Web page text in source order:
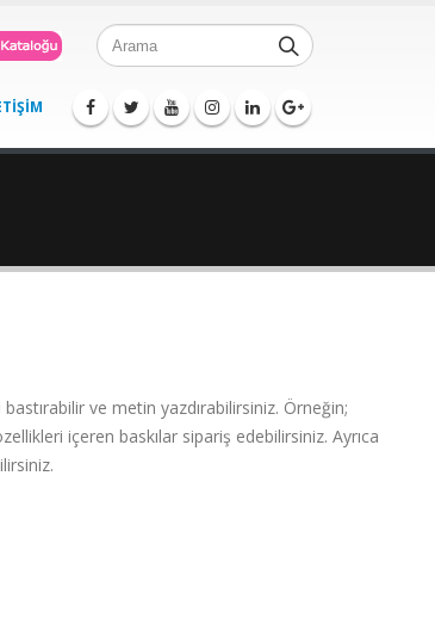
ve metin yazdırabilirsiniz. Örneğin;
içeren baskılar sipariş edebilirsiniz. Ayrıca